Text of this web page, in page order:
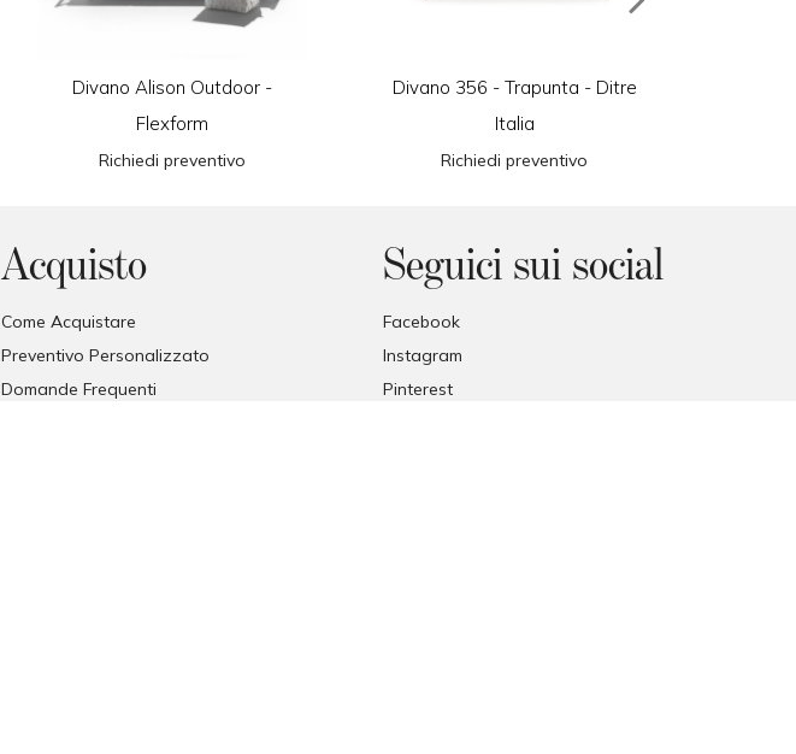
Divano Alison Outdoor -
Flexform
Richiedi preventivo
Divano 356 - Trapunta - Ditre
Italia
Richiedi preventivo
Acquisto
Come Acquistare
Preventivo Personalizzato
Domande Frequenti
Seguici sui social
Facebook
Instagram
Pinterest